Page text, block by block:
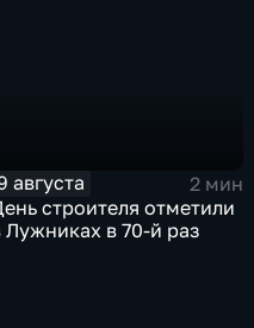
августа
2 мин
строителя отметили
Лужниках в 70-й раз